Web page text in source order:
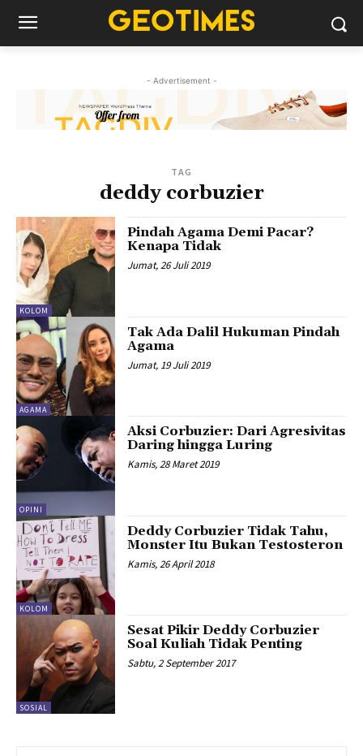
- Advertisement -
TAG
deddy corbuzier
KOLOM
Pindah Agama Demi Pacar?
Kenapa Tidak
Jumat, 26 Juli 2019
AGAMA
Tak Ada Dalil Hukuman Pindah
Agama
Jumat, 19 Juli 2019
OPINI
Aksi Corbuzier: Dari Agresivitas
Daring hingga Luring
Kamis, 28 Maret 2019
KOLOM
Deddy Corbuzier Tidak Tahu,
Monster Itu Bukan Testosteron
Kamis, 26 April 2018
SOSIAL
Sesat Pikir Deddy Corbuzier
Soal Kuliah Tidak Penting
Sabtu, 2 September 2017